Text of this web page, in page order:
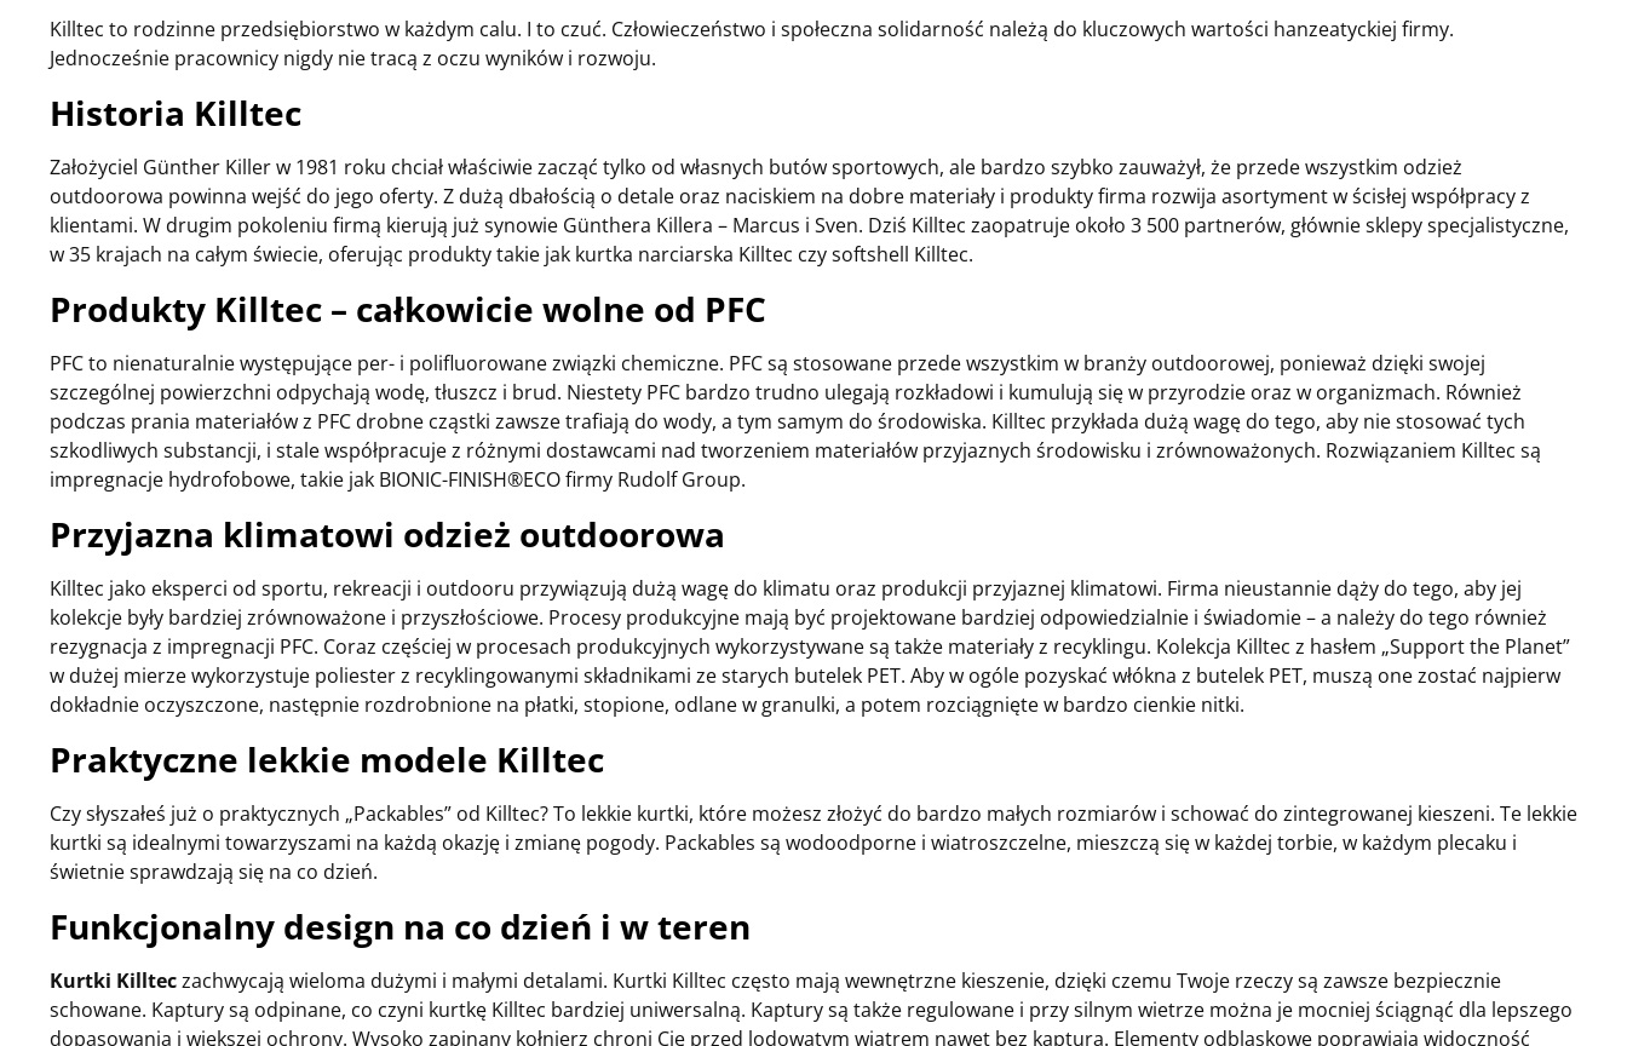
Killtec to rodzinne przedsiębiorstwo w każdym calu. I to czuć. Człowieczeństwo i społeczna solidarność należą do kluczowych wartości hanzeatyckiej firmy.
Jednocześnie pracownicy nigdy nie tracą z oczu wyników i rozwoju.
Historia Killtec
Założyciel Günther Killer w 1981 roku chciał właściwie zacząć tylko od własnych butów sportowych, ale bardzo szybko zauważył, że przede wszystkim odzież
outdoorowa powinna wejść do jego oferty. Z dużą dbałością o detale oraz naciskiem na dobre materiały i produkty firma rozwija asortyment w ścisłej współpracy z
klientami. W drugim pokoleniu firmą kierują już synowie Günthera Killera – Marcus i Sven. Dziś Killtec zaopatruje około 3 500 partnerów, głównie sklepy specjalistyczne,
w 35 krajach na całym świecie, oferując produkty takie jak kurtka narciarska Killtec czy softshell Killtec.
Produkty Killtec – całkowicie wolne od PFC
PFC to nienaturalnie występujące per- i polifluorowane związki chemiczne. PFC są stosowane przede wszystkim w branży outdoorowej, ponieważ dzięki swojej
szczególnej powierzchni odpychają wodę, tłuszcz i brud. Niestety PFC bardzo trudno ulegają rozkładowi i kumulują się w przyrodzie oraz w organizmach. Również
podczas prania materiałów z PFC drobne cząstki zawsze trafiają do wody, a tym samym do środowiska. Killtec przykłada dużą wagę do tego, aby nie stosować tych
szkodliwych substancji, i stale współpracuje z różnymi dostawcami nad tworzeniem materiałów przyjaznych środowisku i zrównoważonych. Rozwiązaniem Killtec są
impregnacje hydrofobowe, takie jak BIONIC-FINISH®ECO firmy Rudolf Group.
Przyjazna klimatowi odzież outdoorowa
Killtec jako eksperci od sportu, rekreacji i outdooru przywiązują dużą wagę do klimatu oraz produkcji przyjaznej klimatowi. Firma nieustannie dąży do tego, aby jej
kolekcje były bardziej zrównoważone i przyszłościowe. Procesy produkcyjne mają być projektowane bardziej odpowiedzialnie i świadomie – a należy do tego również
rezygnacja z impregnacji PFC. Coraz częściej w procesach produkcyjnych wykorzystywane są także materiały z recyklingu. Kolekcja Killtec z hasłem „Support the Planet”
w dużej mierze wykorzystuje poliester z recyklingowanymi składnikami ze starych butelek PET. Aby w ogóle pozyskać włókna z butelek PET, muszą one zostać najpierw
dokładnie oczyszczone, następnie rozdrobnione na płatki, stopione, odlane w granulki, a potem rozciągnięte w bardzo cienkie nitki.
Praktyczne lekkie modele Killtec
Czy słyszałeś już o praktycznych „Packables” od Killtec? To lekkie kurtki, które możesz złożyć do bardzo małych rozmiarów i schować do zintegrowanej kieszeni. Te lekkie
kurtki są idealnymi towarzyszami na każdą okazję i zmianę pogody. Packables są wodoodporne i wiatroszczelne, mieszczą się w każdej torbie, w każdym plecaku i
świetnie sprawdzają się na co dzień.
Funkcjonalny design na co dzień i w teren
Kurtki Killteczachwycają wieloma dużymi i małymi detalami. Kurtki Killtec często mają wewnętrzne kieszenie, dzięki czemu Twoje rzeczy są zawsze bezpiecznie
schowane. Kaptury są odpinane, co czyni kurtkę Killtec bardziej uniwersalną. Kaptury są także regulowane i przy silnym wietrze można je mocniej ściągnąć dla lepszego
dopasowania i większej ochrony. Wysoko zapinany kołnierz chroni Cię przed lodowatym wiatrem nawet bez kaptura. Elementy odblaskowe poprawiają widoczność